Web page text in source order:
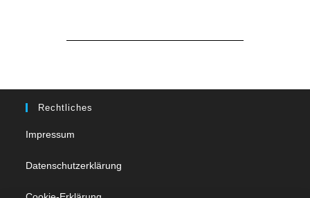
Rechtliches
Impressum
Datenschutzerklärung